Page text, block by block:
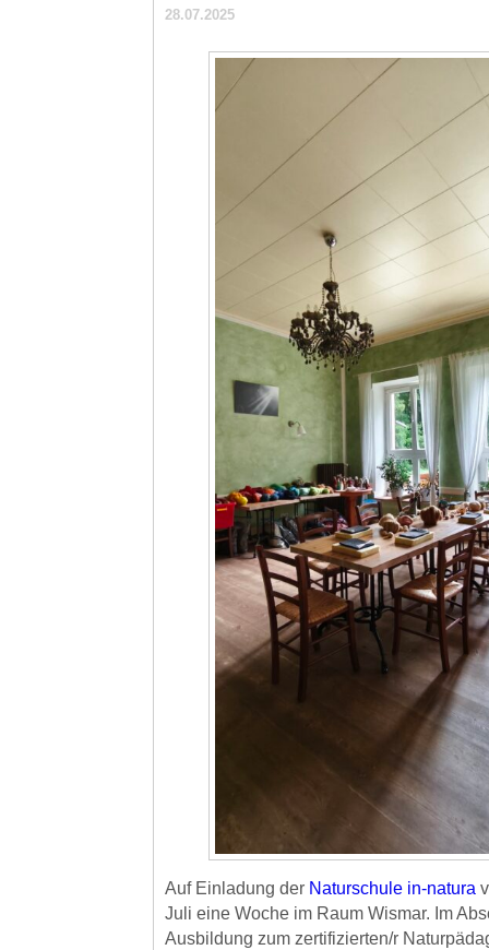
28.07.2025
Auf Einladung der Naturschule in-natura
Juli eine Woche im Raum Wismar. Im
Ausbildung zum zertifizierten/r